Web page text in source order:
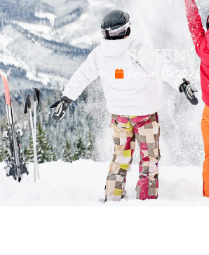
SKIEN
januari 10, 2024